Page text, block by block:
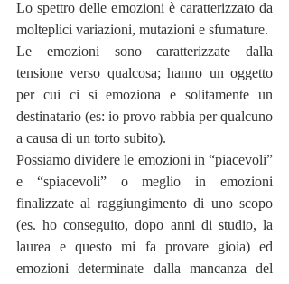
Lo spettro delle emozioni è caratterizzato da
molteplici variazioni, mutazioni e sfumature.
Le emozioni sono caratterizzate dalla
tensione verso qualcosa; hanno un oggetto
per cui ci si emoziona e solitamente un
destinatario (es: io provo rabbia per qualcuno
a causa di un torto subito).
Possiamo dividere le emozioni in “piacevoli”
e “spiacevoli” o meglio in emozioni
finalizzate al raggiungimento di uno scopo
(es. ho conseguito, dopo anni di studio, la
laurea e questo mi fa provare gioia) ed
emozioni determinate dalla mancanza del